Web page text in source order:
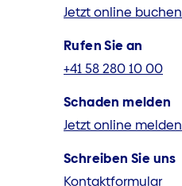
Jetzt online buchen
Rufen Sie an
+41 58 280 10 00
Schaden melden
Jetzt online melden
Schreiben Sie uns
Kontaktformular